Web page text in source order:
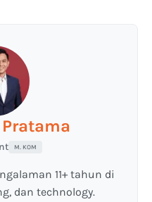
M. KOM
11+ tahun di
dan technology.